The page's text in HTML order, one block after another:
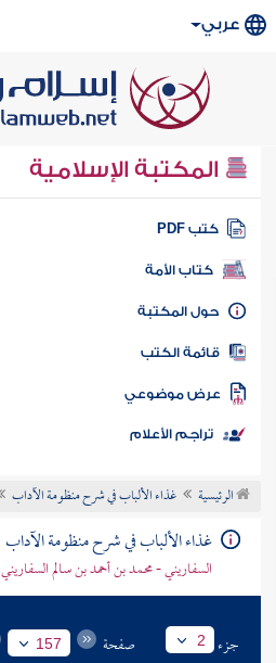
عربي
المكتبة الإسلامية
كتب PDF
كتاب الأمة
المكتبة
الكتب
موضوعي
تراجم الأعلام
الرئيسية غذاء الألباب في شرح منظومة الآداب
غذاء الألباب في شرح منظومة الآداب
السفاريني - محمد بن أحمد بن سالم السفاريني
جزء 2 صفحة 157